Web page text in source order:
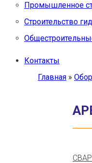
Промышленное
Строительство
Контакты
Главная »